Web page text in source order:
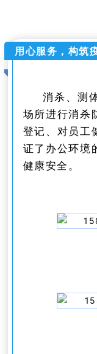
用心服务，构筑
消杀、测
场所进行消杀
登记、对员工
证了办公环境
健康安全。